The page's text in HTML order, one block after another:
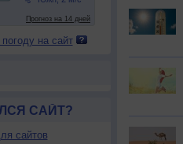
2-5
+11
1-3
+25
2-5
Ю
3-6
на сайт
САЙТ?
сайтов